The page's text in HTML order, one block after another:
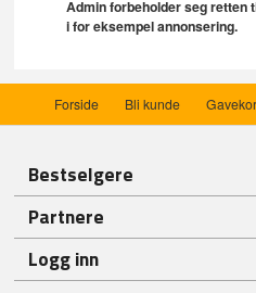
Admin forbeholder seg retten
i for eksempel annonsering.
Forside Bli kunde
Bestselgere
Partnere
Logg inn